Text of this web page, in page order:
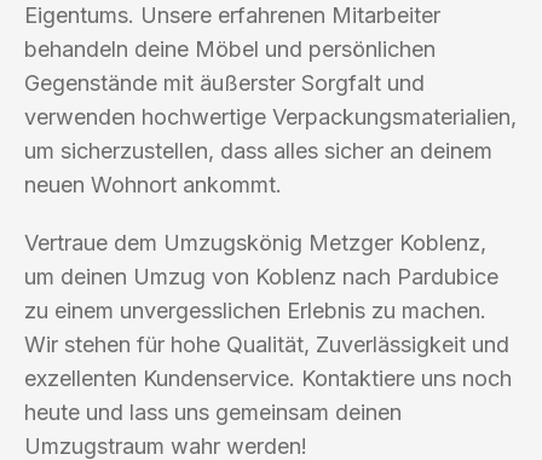
Eigentums. Unsere erfahrenen Mitarbeiter
behandeln deine Möbel und persönlichen
Gegenstände mit äußerster Sorgfalt und
verwenden hochwertige Verpackungsmaterialien,
um sicherzustellen, dass alles sicher an deinem
neuen Wohnort ankommt.
Vertraue dem Umzugskönig Metzger Koblenz,
um deinen Umzug von Koblenz nach Pardubice
zu einem unvergesslichen Erlebnis zu machen.
Wir stehen für hohe Qualität, Zuverlässigkeit und
exzellenten Kundenservice. Kontaktiere uns noch
heute und lass uns gemeinsam deinen
Umzugstraum wahr werden!